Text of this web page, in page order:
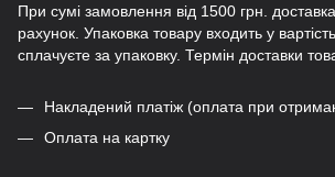
При сумі замовлення від 1500 грн.
рахунок. Упаковка товару входить у
сплачуєте за упаковку. Термін доставки
Накладений платіж (оплата при
Оплата на картку